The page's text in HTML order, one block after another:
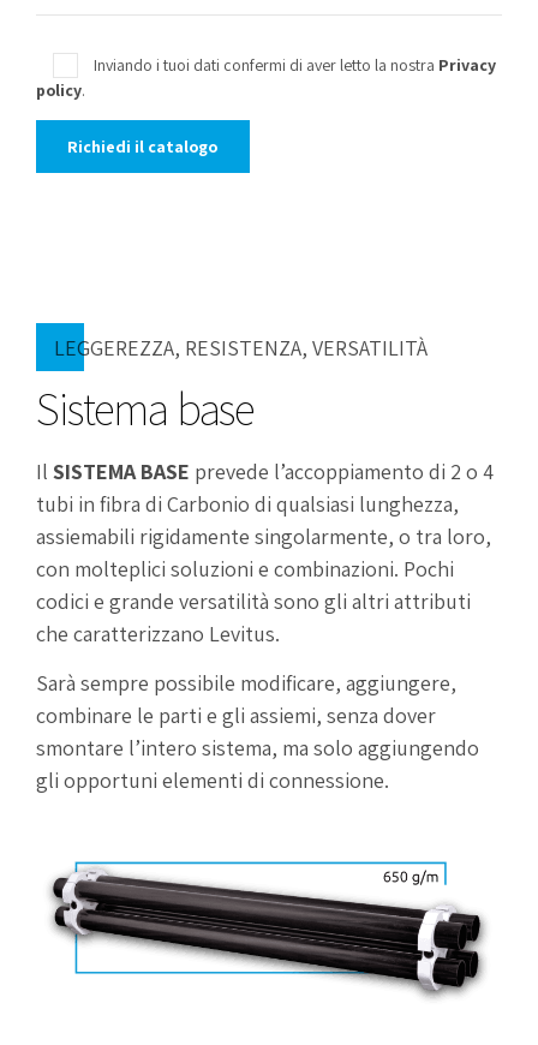
Inviando i tuoi dati confermi di aver letto la nostra Privacy
policy.
LEGGEREZZA, RESISTENZA, VERSATILITÀ
Sistema base
Il SISTEMA BASE prevede l’accoppiamento di 2 o 4
tubi in fibra di Carbonio di qualsiasi lunghezza,
assiemabili rigidamente singolarmente, o tra loro,
con molteplici soluzioni e combinazioni. Pochi
codici e grande versatilità sono gli altri attributi
che caratterizzano Levitus.
Sarà sempre possibile modificare, aggiungere,
combinare le parti e gli assiemi, senza dover
smontare l’intero sistema, ma solo aggiungendo
gli opportuni elementi di connessione.